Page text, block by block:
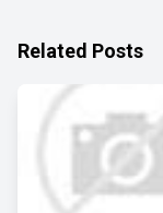
Related Posts